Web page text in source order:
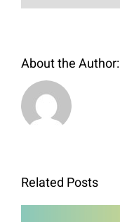
About the Author:
Related Posts